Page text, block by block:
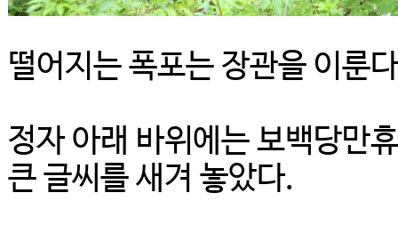
떨어지는 폭포는 장관을 이룬
정자 아래 바위에는 보백당만
큰 글씨를 새겨 놓았다.